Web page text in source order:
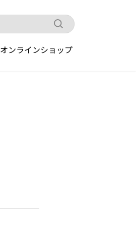
オンラインショップ